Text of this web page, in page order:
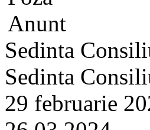
Sedinta
Sedinta
29 februarie